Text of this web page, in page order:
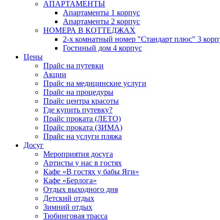
АПАРТАМЕНТЫ
Апартаменты 1 корпус
Апартаменты 2 корпус
НОМЕРА В КОТТЕДЖАХ
2-х комнатный номер "Стандарт плюс" 3
Гостиный дом 4 корпус
Цены
Прайс на путевки
Акции
Прайс на медицинские услуги
Прайс на процедуры
Прайс центра красоты
Где купить путевку?
Прайс проката (ЛЕТО)
Прайс проката (ЗИМА)
Прайс на услуги пляжа
Досуг
Мероприятия досуга
Артисты у нас в гостях
Кафе «В гостях у бабы Яги»
Кафе «Берлога»
Отдых выходного дня
Детский отдых
Зимний отдых
Тюбинговая трасса